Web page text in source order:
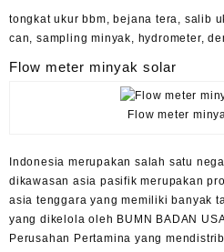
tongkat ukur bbm, bejana tera, salib
can, sampling minyak, hydrometer,
Flow meter minyak solar
Flow meter
Indonesia merupakan salah satu
dikawasan asia pasifik merupakan
asia tenggara yang memiliki banyak
yang dikelola oleh BUMN BADAN
Perusahan Pertamina yang